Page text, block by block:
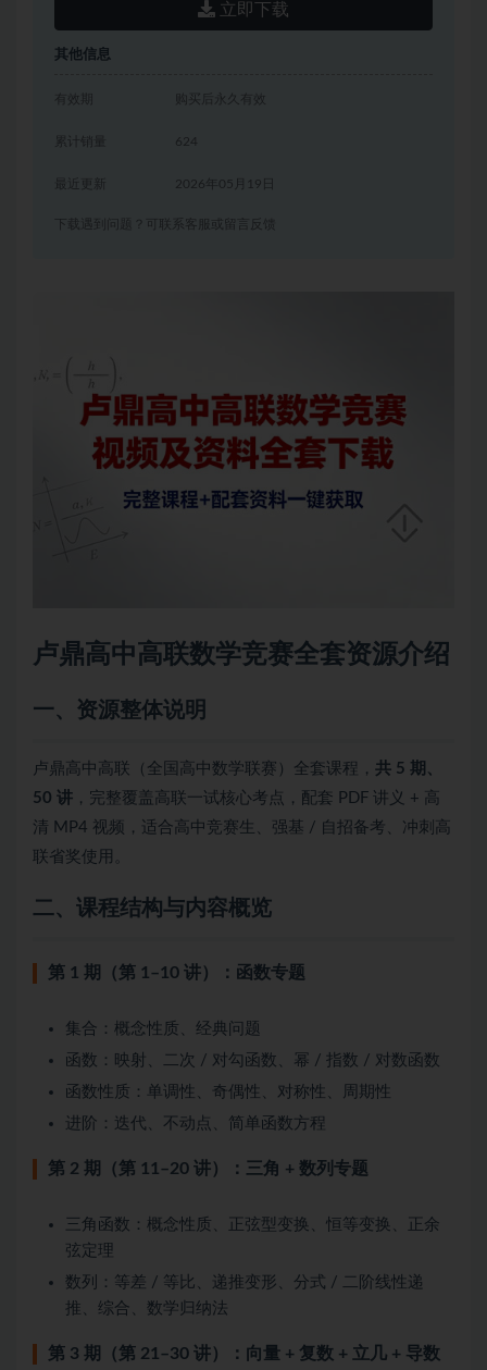
立即下载
其他信息
有效期 购买后永久有效
累计销量 624
2026年05月19日
下载遇到问题？可联系客服或留言反馈
卢鼎高中高联数学竞赛全套资源介绍
一、资源整体说明
卢鼎高中高联（全国高中数学联赛）全套课程， 共 5 期、
50 讲 ，完整覆盖高联一试核心考点，配套 PDF 讲义 + 高
清 MP4 视频，适合高中竞赛生、强基 / 自招备考、冲刺高
联省奖使用。
二、课程结构与内容概览
第 1 期（第 1–10 讲）：函数专题
集合：概念性质、经典问题
函数：映射、二次 / 对勾函数、幂 / 指数 / 对数函数
函数性质：单调性、奇偶性、对称性、周期性
进阶：迭代、不动点、简单函数方程
第 2 期（第 11–20 讲）：三角 + 数列专题
三角函数：概念性质、正弦型变换、恒等变换、正余
弦定理
数列：等差 / 等比、递推变形、分式 / 二阶线性递
推、综合、数学归纳法
第 3 期（第 21–30 讲）：向量 + 复数 + 立几 + 导数